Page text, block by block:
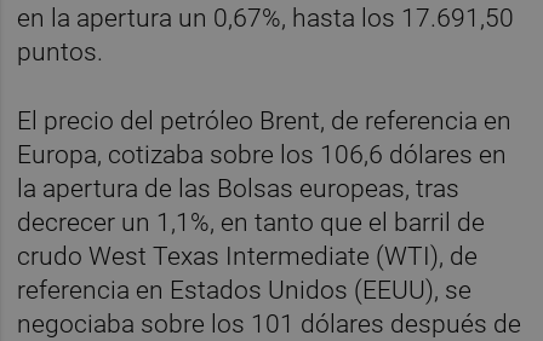
en la apertura un 0,67%, hasta los 17.691,50
puntos.
El precio del petróleo Brent, de referencia en
Europa, cotizaba sobre los 106,6 dólares en
la apertura de las Bolsas europeas, tras
decrecer un 1,1%, en tanto que el barril de
crudo West Texas Intermediate (WTI), de
referencia en Estados Unidos (EEUU), se
negociaba sobre los 101 dólares después de